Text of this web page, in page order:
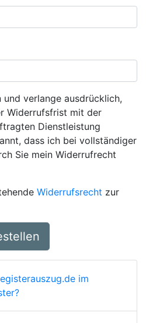
und verlange ausdrücklich,
Widerrufsfrist mit der
Dienstleistung
dass ich bei vollständiger
Sie mein Widerrufrecht
Widerrufsrecht zur
im